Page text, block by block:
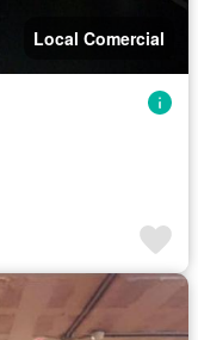
Local Comercial